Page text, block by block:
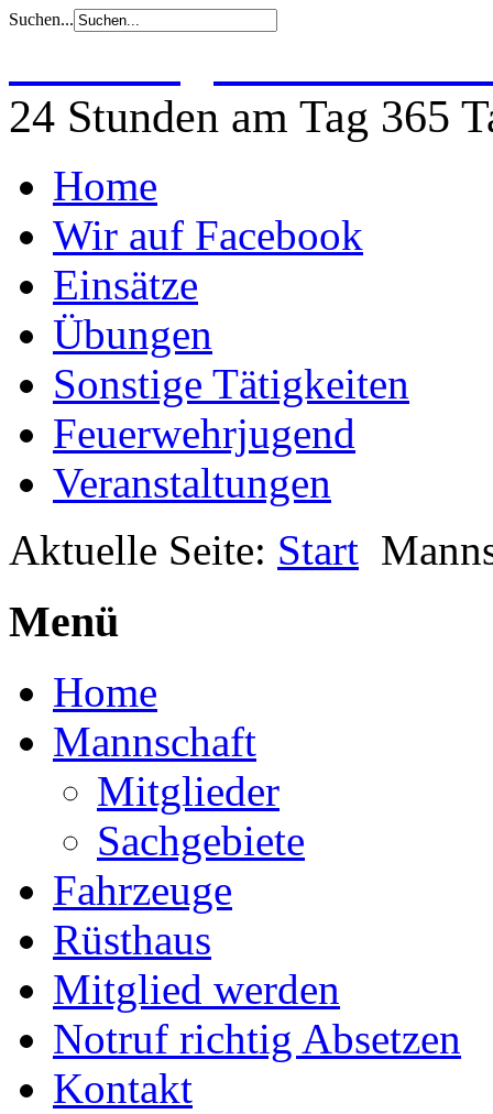
Suchen...
24 Stunden am Tag 365
Home
Wir auf Facebook
Einsätze
Übungen
Sonstige Tätigkeiten
Feuerwehrjugend
Veranstaltungen
Aktuelle Seite: Start
Menü
Home
Mannschaft
Mitglieder
Sachgebiete
Fahrzeuge
Rüsthaus
Mitglied werden
Notruf richtig Absetzen
Kontakt